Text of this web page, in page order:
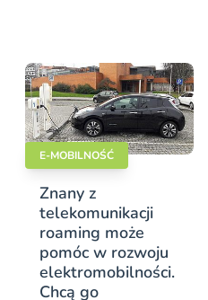
E-MOBILNOŚĆ
Znany z
telekomunikacji
roaming może
pomóc w rozwoju
elektromobilności.
Chcą go